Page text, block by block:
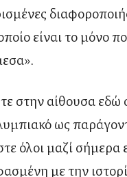
είναι το μόνο
στην αίθουσα εδώ
ως
όλοι μαζί
με την